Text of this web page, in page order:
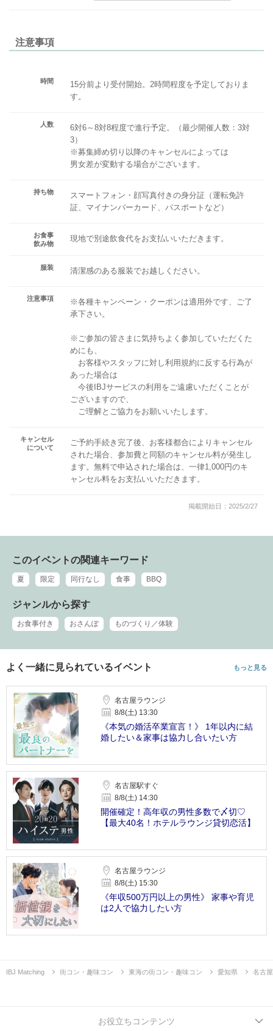
注意事項
時間
15分前より受付開始。2時間程度を予定しておりま
す。
人数
6対6～8対8程度で進行予定。（最少開催人数：3対
3）
※募集締め切り以降のキャンセルによっては
男女差が変動する場合がございます。
持ち物
スマートフォン・顔写真付きの身分証（運転免許
証、マイナンバーカード、パスポートなど）
お食事
飲み物
現地で別途飲食代をお支払いいただきます。
服装 清潔感のある服装でお越しください。
注意事項
※各種キャンペーン・クーポンは適用外です、ご了
承下さい。
※ご参加の皆さまに気持ちよく参加していただくた
めにも、
お客様やスタッフに対し利用規約に反する行為が
あった場合は
今後IBJサービスの利用をご遠慮いただくことが
ございますので、
ご理解とご協力をお願いいたします。
キャンセル
について
ご予約手続き完了後、お客様都合によりキャンセル
された場合、参加費と同額のキャンセル料が発生し
ます。無料で申込された場合は、一律1,000円のキ
ャンセル料をお支払いいただきます。
掲載開始日：2025/2/27
このイベントの関連キーワード
夏 限定 同行なし 食事 BBQ
ジャンルから探す
お食事付き おさんぽ ものづくり／体験
よく一緒に見られているイベント もっと見る
名古屋ラウンジ
8/8(土) 13:30
《本気の婚活卒業宣言！》 1年以内に結
婚したい＆家事は協力し合いたい方
名古屋駅すぐ
8/8(土) 14:30
開催確定！高年収の男性多数で〆切♡
【最大40名！ホテルラウンジ貸切恋活】
名古屋ラウンジ
8/8(土) 15:30
《年収500万円以上の男性》 家事や育児
は2人で協力したい方
IBJ Matching 街コン・趣味コン 東海の街コン・趣味コン 愛知県 名古屋
お役立ちコンテンツ